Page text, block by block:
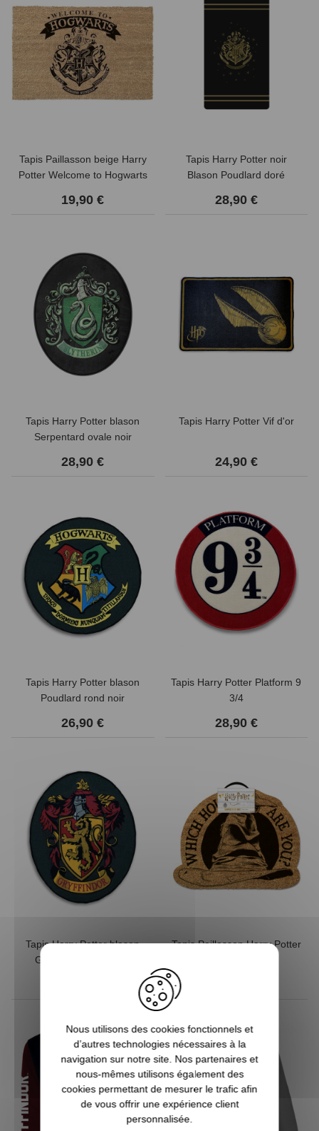
Tapis Paillasson beige Harry
Potter Welcome to Hogwarts
19,90 €
Tapis Harry Potter noir
Blason Poudlard doré
28,90 €
Tapis Harry Potter blason
Serpentard ovale noir
28,90 €
Tapis Harry Potter Vif d'or
24,90 €
Tapis Harry Potter blason
Poudlard rond noir
26,90 €
Tapis Harry Potter Platform 9
3/4
28,90 €
Tapis Harry Potter blason
Gryffondor ovale noir
Tapis Paillasson Harry Potter
Nous utilisons des cookies fonctionnels et
d’autres technologies nécessaires à la
navigation sur notre site. Nos partenaires et
nous-mêmes utilisons également des
cookies permettant de mesurer le trafic afin
de vous offrir une expérience client
personnalisée.